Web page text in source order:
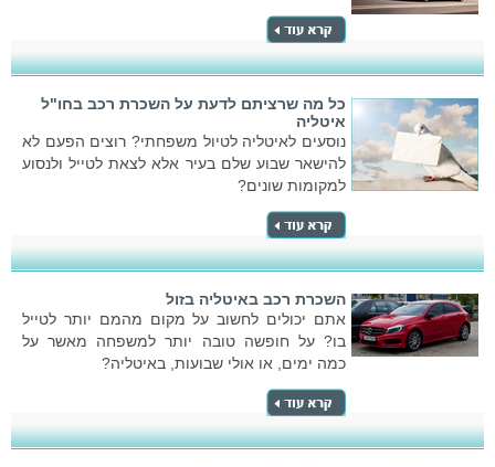
כל מה שרציתם לדעת על השכרת רכב בחו"ל
איטליה
נוסעים לאיטליה לטיול משפחתי? רוצים הפעם לא
להישאר שבוע שלם בעיר אלא לצאת לטייל ולנסוע
למקומות שונים?
השכרת רכב באיטליה בזול
אתם יכולים לחשוב על מקום מהמם יותר לטייל
בו? על חופשה טובה יותר למשפחה מאשר על
כמה ימים, או אולי שבועות, באיטליה?